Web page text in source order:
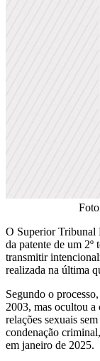
O Superior Tribunal
da patente de um 2º
transmitir
realizada na última
Segundo o
2003, mas ocultou a
relações sexuais
condenação
em janeiro de 2025.